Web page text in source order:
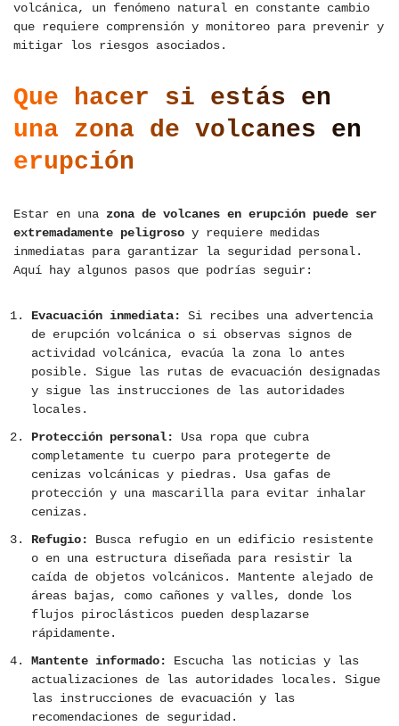
volcánica, un fenómeno natural en constante cambio
que requiere comprensión y monitoreo para prevenir y
mitigar los riesgos asociados.
Que hacer si estás en
una zona de volcanes en
erupción
Estar en una zona de volcanes en erupción puede ser
extremadamente peligroso y requiere medidas
inmediatas para garantizar la seguridad personal.
Aquí hay algunos pasos que podrías seguir:
Evacuación inmediata:
Si recibes una advertencia
de erupción volcánica o si observas signos de
actividad volcánica, evacúa la zona lo antes
posible. Sigue las rutas de evacuación designadas
y sigue las instrucciones de las autoridades
locales.
Protección personal:
Usa ropa que cubra
completamente tu cuerpo para protegerte de
cenizas volcánicas y piedras. Usa gafas de
protección y una mascarilla para evitar inhalar
cenizas.
Refugio:
Busca refugio en un edificio resistente
o en una estructura diseñada para resistir la
caída de objetos volcánicos. Mantente alejado de
áreas bajas, como cañones y valles, donde los
flujos piroclásticos pueden desplazarse
rápidamente.
Mantente informado:
Escucha las noticias y las
actualizaciones de las autoridades locales. Sigue
las instrucciones de evacuación y las
recomendaciones de seguridad.